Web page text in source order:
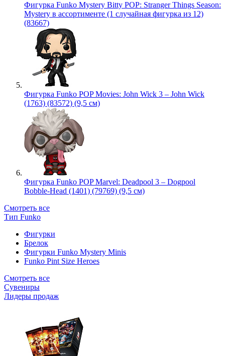
Фигурка Funko Mystery Bitty POP: Stranger Things Season:
Mystery в ассортименте (1 случайная фигурка из 12)
(83667)
Фигурка Funko POP Movies: John Wick 3 – John Wick
(1763) (83572) (9,5 см)
Фигурка Funko POP Marvel: Deadpool 3 – Dogpool
Bobble-Head (1401) (79769) (9,5 см)
Смотреть все
Тип Funko
Фигурки
Брелок
Фигурки Funko Mystery Minis
Funko Pint Size Heroes
Смотреть все
Сувениры
Лидеры продаж